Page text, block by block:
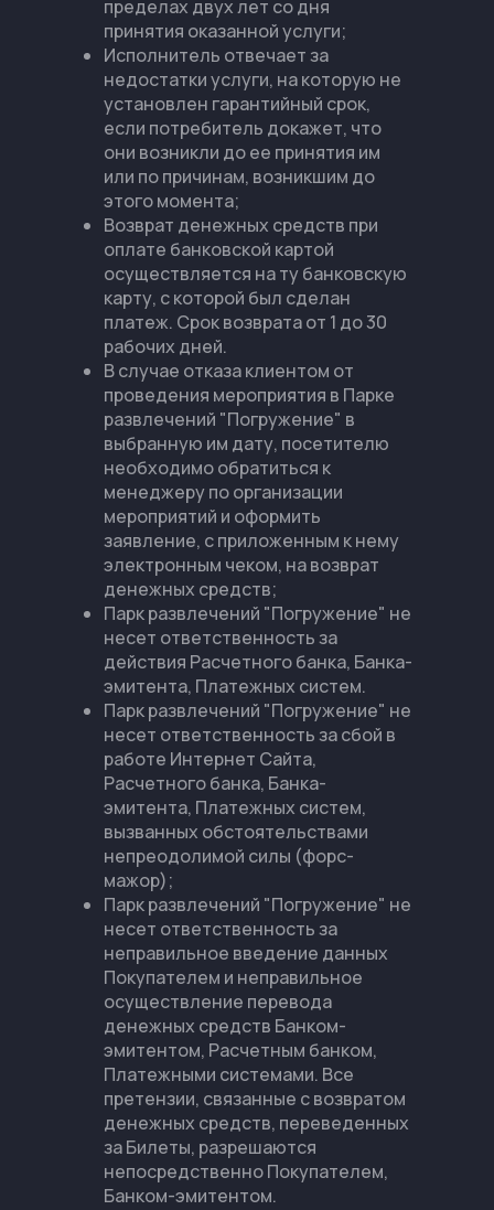
пределах двух лет со дня
принятия оказанной услуги;
Исполнитель отвечает за
недостатки услуги, на которую не
установлен гарантийный срок,
если потребитель докажет, что
они возникли до ее принятия им
или по причинам, возникшим до
этого момента;
Возврат денежных средств при
оплате банковской картой
осуществляется на ту банковскую
карту, с которой был сделан
платеж. Срок возврата от 1 до 30
рабочих дней.
В случае отказа клиентом от
проведения мероприятия в Парке
развлечений "Погружение" в
выбранную им дату, посетителю
необходимо обратиться к
менеджеру по организации
мероприятий и оформить
заявление, с приложенным к нему
электронным чеком, на возврат
денежных средств;
Парк развлечений "Погружение" не
несет ответственность за
действия Расчетного банка, Банка-
эмитента, Платежных систем.
Парк развлечений "Погружение" не
несет ответственность за сбой в
работе Интернет Сайта,
Расчетного банка, Банка-
эмитента, Платежных систем,
вызванных обстоятельствами
непреодолимой силы (форс-
мажор);
Парк развлечений "Погружение" не
несет ответственность за
неправильное введение данных
Покупателем и неправильное
осуществление перевода
денежных средств Банком-
эмитентом, Расчетным банком,
Платежными системами. Все
претензии, связанные с возвратом
денежных средств, переведенных
за Билеты, разрешаются
непосредственно Покупателем,
Банком-эмитентом.